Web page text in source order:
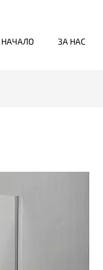
НАЧАЛО ЗА НАС